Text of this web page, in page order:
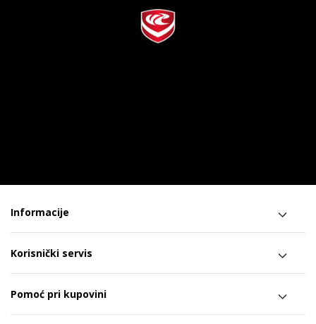
Informacije
Korisnički servis
Pomoć pri kupovini